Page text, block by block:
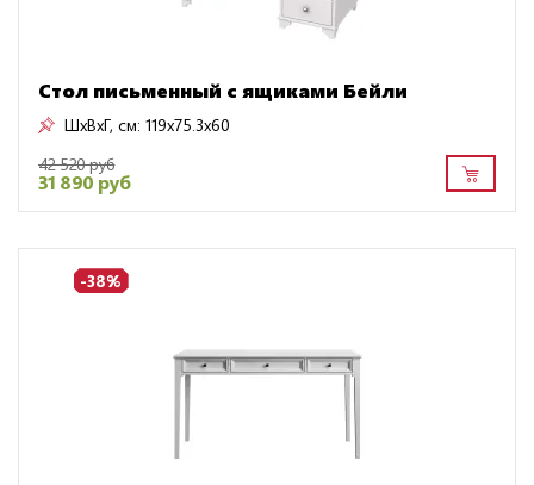
Стол письменный с ящиками Бейли
ШxВxГ, см: 119x75.3x60
42 520 руб
31 890 руб
-38%